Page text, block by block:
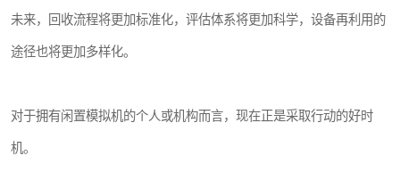
未来，回收流程将更加标准化，评估体系将更加科学，设备再利用的
途径也将更加多样化。
对于拥有闲置模拟机的个人或机构而言，现在正是采取行动的好时
机。